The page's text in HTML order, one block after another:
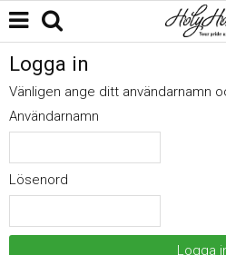
Logga in
Vänligen ange ditt användarnamn
Användarnamn
Lösenord
Logga